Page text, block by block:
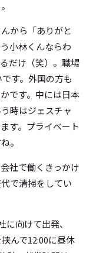
から「ありがと
小林くんならわ
だけ（笑）。職場
す。外国の方も
です。中には日本
時はジェスチャ
す。プライベート
。
社で働くきっかけ
で清掃をしてい
向けて出発、
んで12:00に昼休